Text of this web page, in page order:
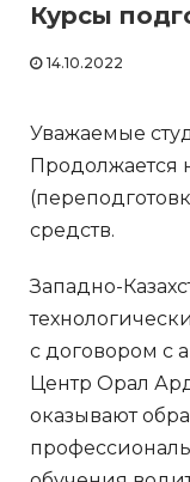
Курсы
14.10.2022
Уважаемые
Продолжается
средств.
Западно-
с договором с
Центр Орал
оказывают